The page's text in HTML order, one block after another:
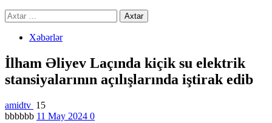
Axtarış:
Xəbərlər
İlham Əliyev Laçında kiçik su elektrik
stansiyalarının açılışlarında iştirak edib
amidtv 15
bbbbbb 11 May 2024 0